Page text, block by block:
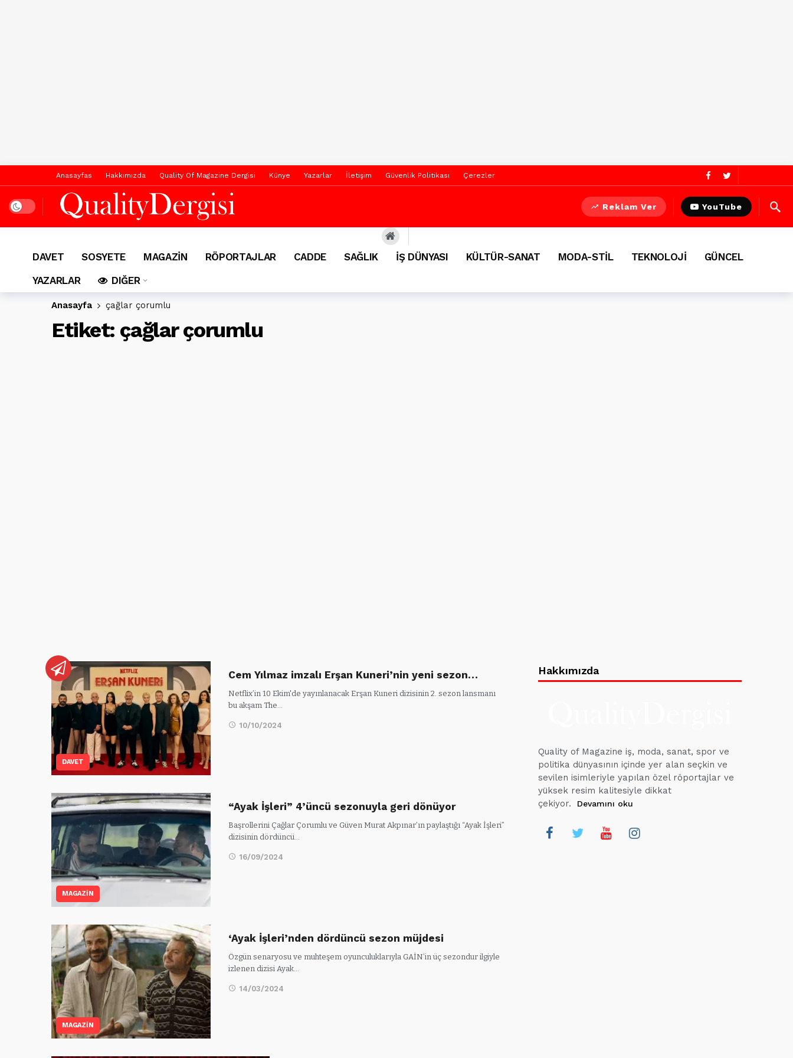
Anasayfas Hakkımızda Quality Of Magazine Dergisi Künye Yazarlar İletişim Güvenlik Politikası Çerezler
Dark mode Reklam Ver YouTube
DAVET SOSYETE MAGAZİN RÖPORTAJLAR CADDE SAĞLIK İŞ DÜNYASI KÜLTÜR-SANAT MODA-STİL TEKNOLOJİ
GÜNCEL
YAZARLAR
DIĞER
Anasayfa çağlar çorumlu
Etiket: çağlar çorumlu
DAVET
Cem Yılmaz imzalı Erşan Kuneri’nin yeni sezon…
Netflix’in 10 Ekim'de yayınlanacak Erşan Kuneri dizisinin 2. sezon lansmanı
bu akşam The…
10/10/2024
MAGAZİN
“Ayak İşleri” 4’üncü sezonuyla geri dönüyor
Başrollerini Çağlar Çorumlu ve Güven Murat Akpınar’ın paylaştığı “Ayak İşleri”
dizisinin dördüncü…
16/09/2024
MAGAZİN
‘Ayak İşleri’nden dördüncü sezon müjdesi
Özgün senaryosu ve muhteşem oyunculuklarıyla GAİN’in üç sezondur ilgiyle
izlenen dizisi Ayak…
14/03/2024
Hakkımızda
Quality of Magazine iş, moda, sanat, spor ve
politika dünyasının içinde yer alan seçkin ve
sevilen isimleriyle yapılan özel röportajlar ve
yüksek resim kalitesiyle dikkat
çekiyor.
Devamını oku